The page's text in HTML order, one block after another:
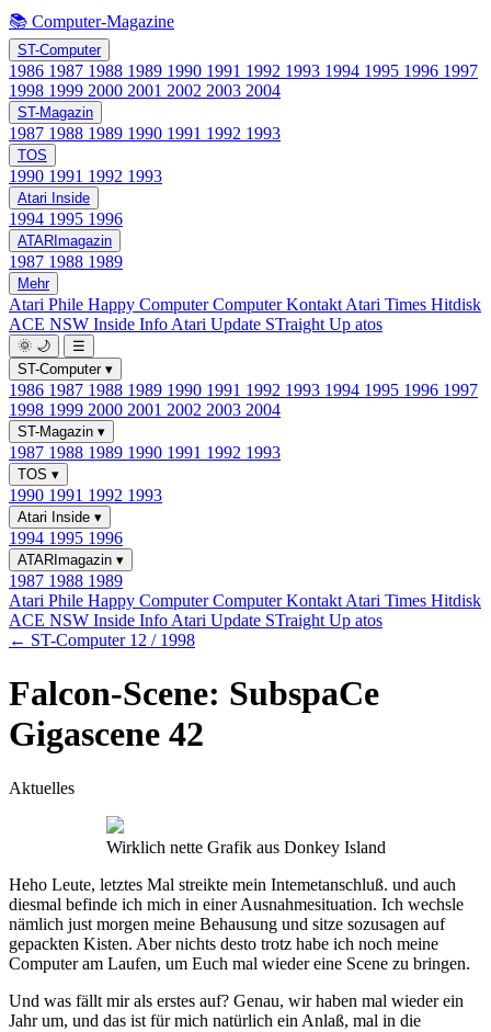
📚 Computer-Magazine
ST-Computer
1986 1987 1988 1989 1990 1991 1992 1993 1994 1995 1996 1997
1998 1999 2000 2001 2002 2003 2004
ST-Magazin
1987 1988 1989 1990 1991 1992 1993
TOS
1990 1991 1992 1993
Atari Inside
1994 1995 1996
ATARImagazin
1987 1988 1989
Mehr
Atari Phile Happy ComputerComputer Kontakt Atari Times Hitdisk
ACE NSW Inside Info Atari Update STraight Up atos
🌞 🌙
☰
ST-Computer ▾
1986 1987 1988 1989 1990 1991 1992 1993 1994 1995 1996 1997
1998 1999 2000 2001 2002 2003 2004
ST-Magazin ▾
1987 1988 1989 1990 1991 1992 1993
TOS ▾
1990 1991 1992 1993
Atari Inside ▾
1994 1995 1996
ATARImagazin ▾
1987 1988 1989
Atari Phile Happy ComputerComputer Kontakt Atari Times Hitdisk
ACE NSW Inside Info Atari Update STraight Up atos
← ST-Computer 12 / 1998
Falcon-Scene: SubspaCe
Gigascene 42
Aktuelles
Wirklich nette Grafik aus Donkey Island
Heho Leute, letztes Mal streikte mein Intemetanschluß. und auch
diesmal befinde ich mich in einer Ausnahmesituation. Ich wechsle
nämlich just morgen meine Behausung und sitze sozusagen auf
gepackten Kisten. Aber nichts desto trotz habe ich noch meine
Computer am Laufen, um Euch mal wieder eine Scene zu bringen.
Und was fällt mir als erstes auf? Genau, wir haben mal wieder ein
Jahr um, und das ist für mich natürlich ein Anlaß, mal in die